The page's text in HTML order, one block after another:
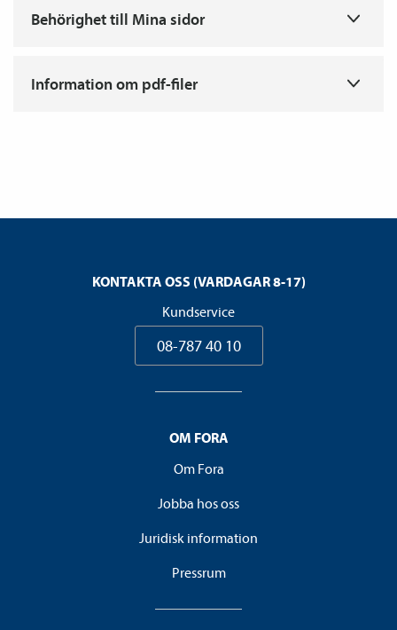
Behörighet till Mina sidor
Information om pdf-filer
KONTAKTA OSS (VARDAGAR 8-17)
Kundservice
08-787 40 10
OM FORA
Om Fora
Jobba hos oss
Juridisk information
Pressrum